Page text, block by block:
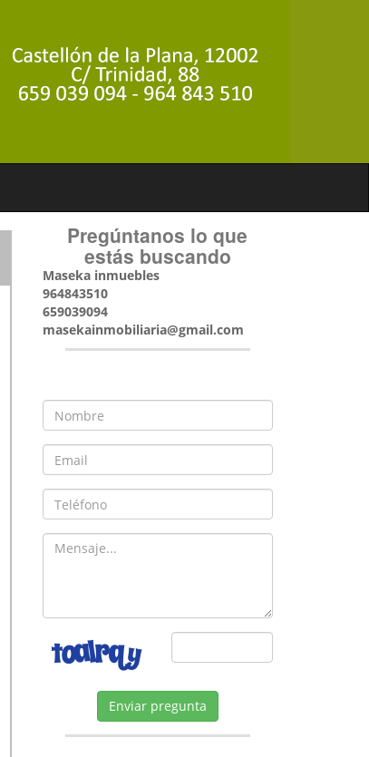
Pregúntanos lo que
estás buscando
Maseka inmuebles
964843510
659039094
masekainmobiliaria@gmail.com
Enviar pregunta